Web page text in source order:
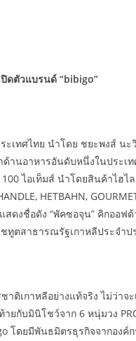
ปิดตัวแบรนด์ “bibigo”
เทศไทย นำโดย ชยะพงส์
ำด้านอาหารอันดับหนึ่งในปร
ไอเท็มส์ นำโดยสินค้าไฮ
HETBAHN,
งชื่อดัง “พัคซอจุน” คิกออฟ
ตสาธารณรัฐเกาหลีประจำป
ติเกาหลีอย่างแท้จริง ไม่ว่า
ยกับมินิโชว์จาก 6 หนุ่มวง
โดยมีพันธมิตรธุรกิจจากอ